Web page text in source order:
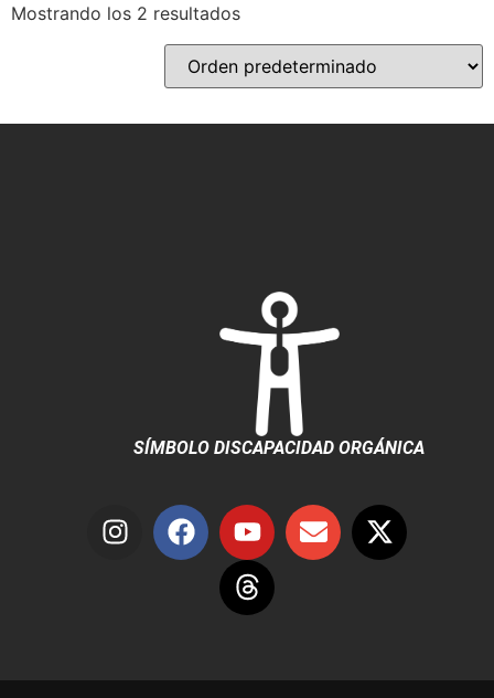
Mostrando los 2 resultados
SÍMBOLO DISCAPACIDAD ORGÁNICA